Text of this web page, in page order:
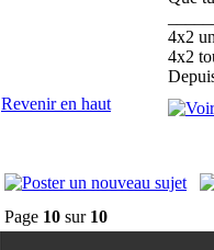
4x2
4x2
Revenir en haut
Page 10 sur 10